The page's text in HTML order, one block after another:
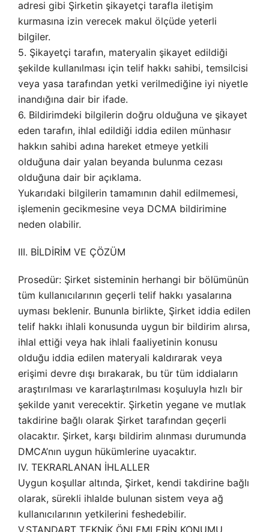
adresi gibi Şirketin şikayetçi tarafla iletişim
kurmasına izin verecek makul ölçüde yeterli
bilgiler.
5. Şikayetçi tarafın, materyalin şikayet edildiği
şekilde kullanılması için telif hakkı sahibi, temsilcisi
veya yasa tarafından yetki verilmediğine iyi niyetle
inandığına dair bir ifade.
6. Bildirimdeki bilgilerin doğru olduğuna ve şikayet
eden tarafın, ihlal edildiği iddia edilen münhasır
hakkın sahibi adına hareket etmeye yetkili
olduğuna dair yalan beyanda bulunma cezası
olduğuna dair bir açıklama.
Yukarıdaki bilgilerin tamamının dahil edilmemesi,
işlemenin gecikmesine veya DCMA bildirimine
neden olabilir.
III. BİLDİRİM VE ÇÖZÜM
Prosedür: Şirket sisteminin herhangi bir bölümünün
tüm kullanıcılarının geçerli telif hakkı yasalarına
uyması beklenir. Bununla birlikte, Şirket iddia edilen
telif hakkı ihlali konusunda uygun bir bildirim alırsa,
ihlal ettiği veya hak ihlali faaliyetinin konusu
olduğu iddia edilen materyali kaldırarak veya
erişimi devre dışı bırakarak, bu tür tüm iddiaların
araştırılması ve kararlaştırılması koşuluyla hızlı bir
şekilde yanıt verecektir. Şirketin yegane ve mutlak
takdirine bağlı olarak Şirket tarafından geçerli
olacaktır. Şirket, karşı bildirim alınması durumunda
DMCA’nın uygun hükümlerine uyacaktır.
IV. TEKRARLANAN İHLALLER
Uygun koşullar altında, Şirket, kendi takdirine bağlı
olarak, sürekli ihlalde bulunan sistem veya ağ
kullanıcılarının yetkilerini feshedebilir.
V.STANDART TEKNİK ÖNLEMLERİN KONUMU